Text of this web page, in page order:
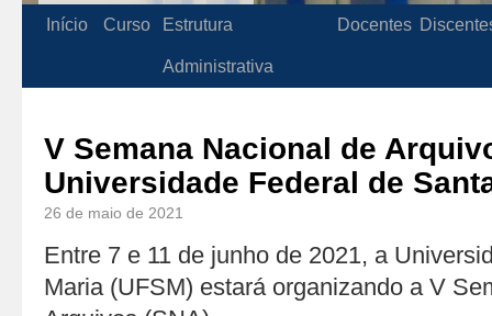
Início Curso Estrutura
Administrativa
Docentes
V Semana Nacional de
Universidade Federal de
26 de maio de 2021
Entre 7 e 11 de junho de 2021, a
Maria (UFSM) estará organizando a V